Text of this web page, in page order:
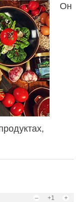
Он
– +1 +